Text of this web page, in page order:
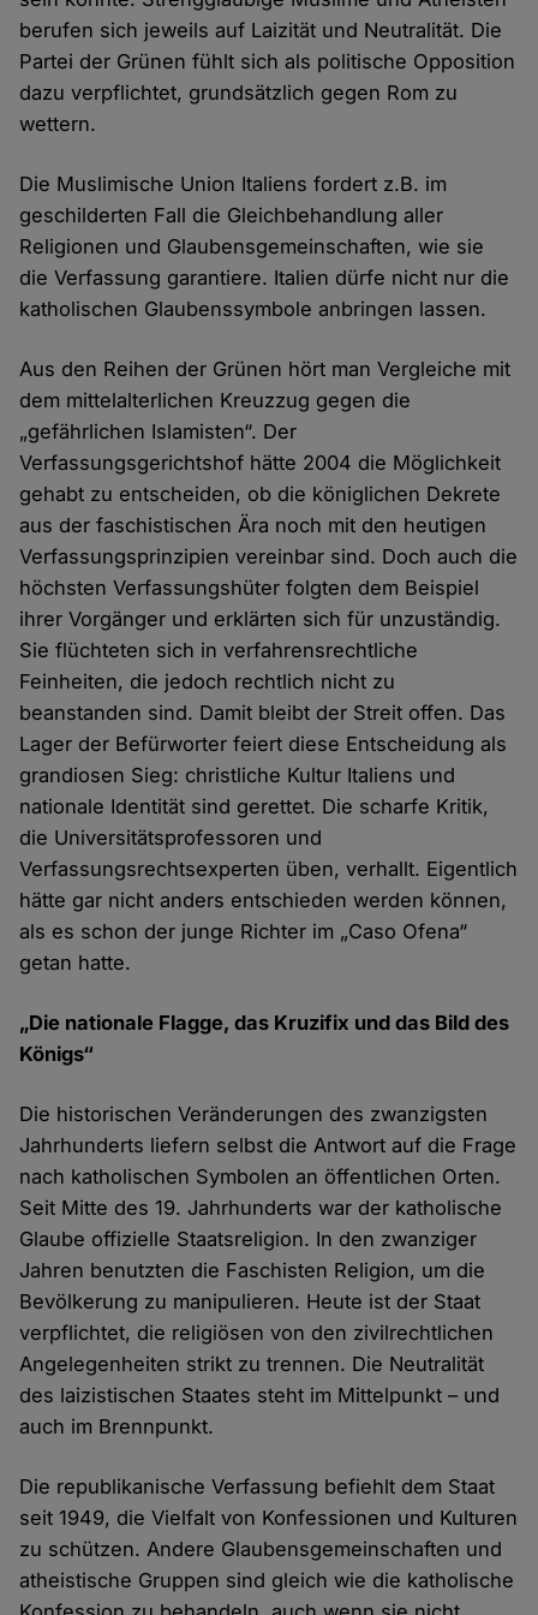
berufen sich jeweils auf Laizität und Neutralität. Die
Partei der Grünen fühlt sich als politische Opposition
dazu verpflichtet, grundsätzlich gegen Rom zu
wettern.
Die Muslimische Union Italiens fordert z.B. im
geschilderten Fall die Gleichbehandlung aller
Religionen und Glaubensgemeinschaften, wie sie
die Verfassung garantiere. Italien dürfe nicht nur die
katholischen Glaubenssymbole anbringen lassen.
Aus den Reihen der Grünen hört man Vergleiche mit
dem mittelalterlichen Kreuzzug gegen die
„gefährlichen Islamisten“. Der
Verfassungsgerichtshof hätte 2004 die Möglichkeit
gehabt zu entscheiden, ob die königlichen Dekrete
aus der faschistischen Ära noch mit den heutigen
Verfassungsprinzipien vereinbar sind. Doch auch die
höchsten Verfassungshüter folgten dem Beispiel
ihrer Vorgänger und erklärten sich für unzuständig.
Sie flüchteten sich in verfahrensrechtliche
Feinheiten, die jedoch rechtlich nicht zu
beanstanden sind. Damit bleibt der Streit offen. Das
Lager der Befürworter feiert diese Entscheidung als
grandiosen Sieg: christliche Kultur Italiens und
nationale Identität sind gerettet. Die scharfe Kritik,
die Universitätsprofessoren und
Verfassungsrechtsexperten üben, verhallt. Eigentlich
hätte gar nicht anders entschieden werden können,
als es schon der junge Richter im „Caso Ofena“
getan hatte.
„Die nationale Flagge, das Kruzifix und das Bild des
Königs“
Die historischen Veränderungen des zwanzigsten
Jahrhunderts liefern selbst die Antwort auf die Frage
nach katholischen Symbolen an öffentlichen Orten.
Seit Mitte des 19. Jahrhunderts war der katholische
Glaube offizielle Staatsreligion. In den zwanziger
Jahren benutzten die Faschisten Religion, um die
Bevölkerung zu manipulieren. Heute ist der Staat
verpflichtet, die religiösen von den zivilrechtlichen
Angelegenheiten strikt zu trennen. Die Neutralität
des laizistischen Staates steht im Mittelpunkt – und
auch im Brennpunkt.
Die republikanische Verfassung befiehlt dem Staat
seit 1949, die Vielfalt von Konfessionen und Kulturen
zu schützen. Andere Glaubensgemeinschaften und
atheistische Gruppen sind gleich wie die katholische